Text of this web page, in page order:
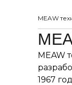
MEAW
1967